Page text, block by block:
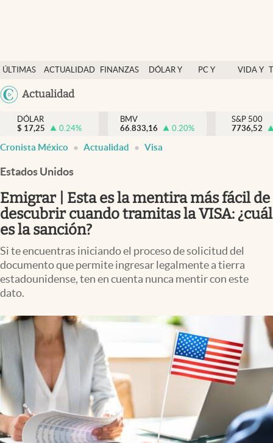
ÚLTIMAS
NOTICIAS
ACTUALIDAD
FINANZAS
DÓLAR Y
PC Y
VIDA Y
México
Actualidad
Actualidad
Finanzas y economía
Dólar y mercados
Pc y celular
Vida y estilo
Tv
Clima
Mediakit
abre en nueva pestaña
México
DÓLAR
$ 17,25 0.24%
BMV
66.833,16
0.20%
S&P 500
7736,52
Cronista México Actualidad Visa
Estados Unidos
Emigrar | Esta es la mentira más fácil de
descubrir cuando tramitas la VISA: ¿cuál
es la sanción?
Si te encuentras iniciando el proceso de solicitud del
documento que permite ingresar legalmente a tierra
estadounidense, ten en cuenta nunca mentir con este
dato.